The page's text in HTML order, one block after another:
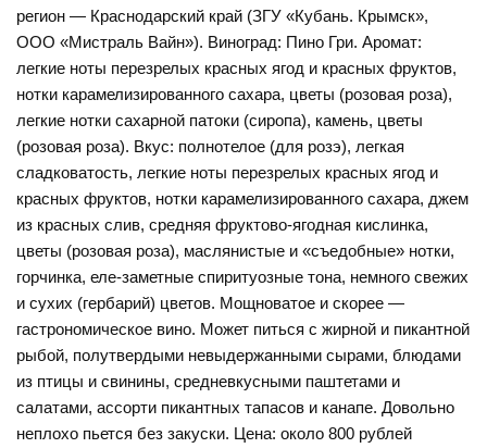
регион — Краснодарский край (ЗГУ «Кубань. Крымск»,
ООО «Мистраль Вайн»). Виноград: Пино Гри. Аромат:
легкие ноты перезрелых красных ягод и красных фруктов,
нотки карамелизированного сахара, цветы (розовая роза),
легкие нотки сахарной патоки (сиропа), камень, цветы
(розовая роза). Вкус: полнотелое (для розэ), легкая
сладковатость, легкие ноты перезрелых красных ягод и
красных фруктов, нотки карамелизированного сахара, джем
из красных слив, средняя фруктово-ягодная кислинка,
цветы (розовая роза), маслянистые и «съедобные» нотки,
горчинка, еле-заметные спиритуозные тона, немного свежих
и сухих (гербарий) цветов. Мощноватое и скорее —
гастрономическое вино. Может питься с жирной и пикантной
рыбой, полутвердыми невыдержанными сырами, блюдами
из птицы и свинины, средневкусными паштетами и
салатами, ассорти пикантных тапасов и канапе. Довольно
неплохо пьется без закуски. Цена: около 800 рублей